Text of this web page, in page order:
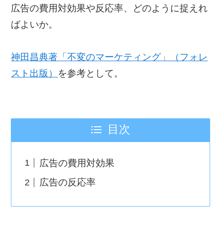
広告の費用対効果や反応率、どのように捉えれ
ばよいか。
神田昌典著「不変のマーケティング」（フォレ
スト出版） を参考として。
目次
広告の費用対効果
広告の反応率